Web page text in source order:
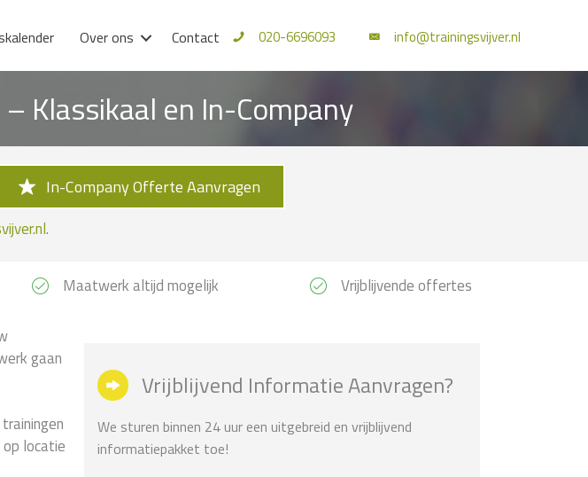
Over ons Contact 020-6696093 info@trainingsvijver.nl
Klassikaal en In-Company
In-Company Offerte Aanvragen
.
Maatwerk altijd mogelijk Vrijblijvende offertes
gaan
locatie
Vrijblijvend Informatie Aanvragen?
We sturen binnen 24 uur een uitgebreid en vrijblijvend
informatiepakket toe!